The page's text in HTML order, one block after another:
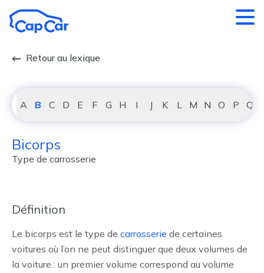
Retour au lexique
A B C D E F G H I J K L M N O P Q
Bicorps
Type de carrosserie
Définition
Le bicorps est le type de carrosserie de certaines
voitures où l’on ne peut distinguer que deux volumes de
la voiture : un premier volume correspond au volume